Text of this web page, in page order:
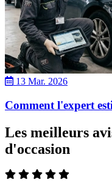
13 Mar. 2026
Comment l'expert
Les meilleurs
d'occasion